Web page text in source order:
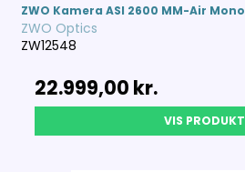
ZWO Kamera ASI 2600 MM-Air Mono
ZWO Optics
ZW12548
22.999,00 kr.
VIS PRODUKT